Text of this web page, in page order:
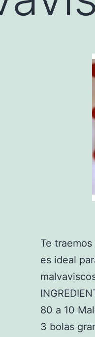
Te traemos
es ideal
80 a 10
3 bolas